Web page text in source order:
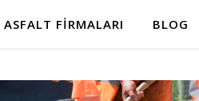
ASFALT FIRMALARI BLOG